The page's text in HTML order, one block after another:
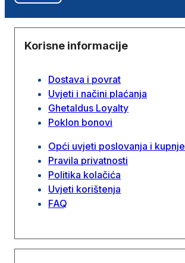
Korisne informacije
Dostava i povrat
Uvjeti i načini plaćanja
Ghetaldus Loyalty
Poklon bonovi
Opći uvjeti poslovanja i kupnje
Pravila privatnosti
Politika kolačića
Uvjeti korištenja
FAQ